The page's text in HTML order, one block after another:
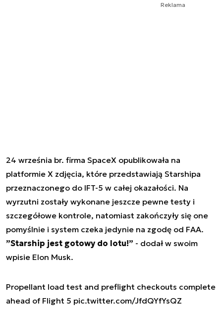
Reklama
24 września br. firma SpaceX opublikowała na
platformie X zdjęcia, które przedstawiają Starshipa
przeznaczonego do IFT-5 w całej okazałości. Na
wyrzutni zostały wykonane jeszcze pewne testy i
szczegółowe kontrole, natomiast zakończyły się one
pomyślnie i system czeka jedynie na zgodę od FAA.
”Starship jest gotowy do lotu!” - dodał w swoim
wpisie Elon Musk.
Propellant load test and preflight checkouts complete
ahead of Flight 5 pic.twitter.com/JfdQYfYsQZ